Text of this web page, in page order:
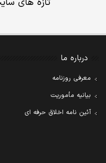
تازه های
درباره ما
معرفی روزنامه
بیانیه مأموریت
آئین نامه اخلاق حرفه ای